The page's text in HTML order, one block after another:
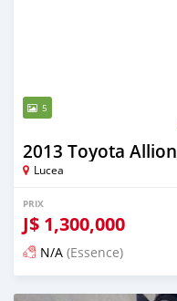
5
2013 Toyota Allion
Lucea
PRIX
J$ 1,300,000
N/A (Essence)
Publié il y a 3 mois